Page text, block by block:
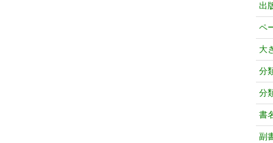
出
ペ
大
分
分
書
副